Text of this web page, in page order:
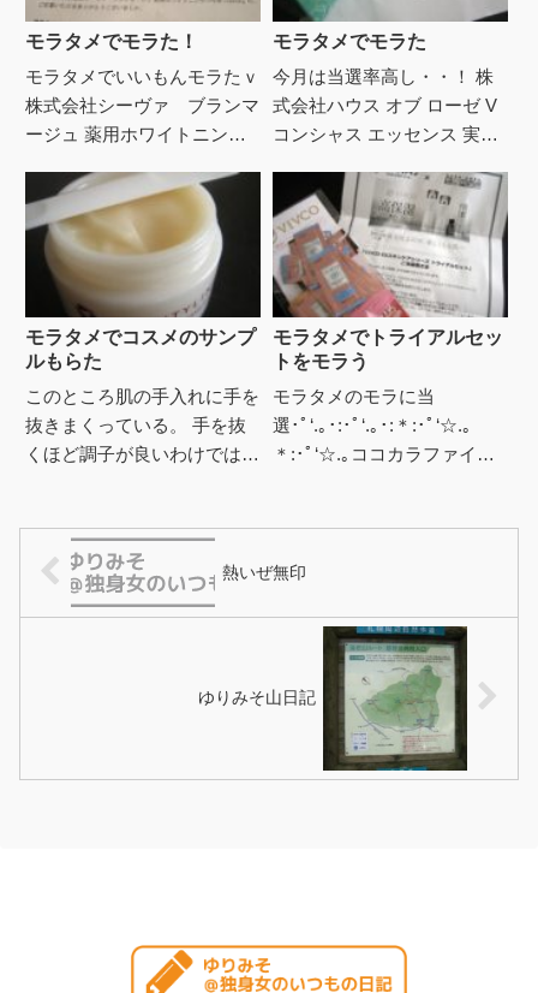
モラタメでモラた！
モラタメでいいもんモラたｖ
株式会社シーヴァ ブランマ
ージュ 薬用ホワイトニング
2,980円(税込) 今回もらった
パウダーはSPF5...
モラタメでモラた
今月は当選率高し・・！ 株
式会社ハウス オブ ローゼ V
コンシャス エッセンス 実売
で顔の輪郭が明らかにボヤ
っ・ダルﾝっ化進行...
モラタメでコスメのサンプ
ルもらた
このところ肌の手入れに手を
抜きまくっている。 手を抜
くほど調子が良いわけではな
しっかり塗りまくっていたせ
いか...
モラタメでトライアルセッ
トをモラう
モラタメのモラに当
選･ﾟ‘.｡･:･ﾟ‘.｡･:＊:･ﾟ‘☆.｡
＊:･ﾟ‘☆.｡ココカラファイン
熱いぜ無印
ゆりみそ山日記